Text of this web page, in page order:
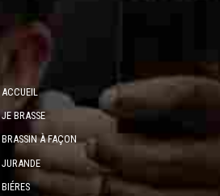
ACCUEIL
JE BRASSE
BRASSIN À FAÇON
JURANDE
BIÉRES